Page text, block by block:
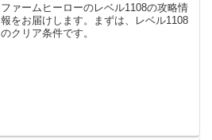
ファームヒーローのレベル1108の攻略情
報をお届けします。まずは、レベル1108
のクリア条件です。